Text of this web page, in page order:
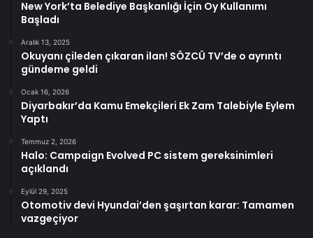
New York’ta Belediye Başkanlığı İçin Oy Kullanımı
Başladı
Aralık 13, 2025
Okuyanı çileden çıkaran ilan! SÖZCÜ TV’de o ayrıntı
gündeme geldi
Ocak 16, 2026
Diyarbakır’da Kamu Emekçileri Ek Zam Talebiyle Eylem
Yaptı
Temmuz 2, 2026
Halo: Campaign Evolved PC sistem gereksinimleri
açıklandı
Eylül 29, 2025
Otomotiv devi Hyundai’den şaşırtan karar: Tamamen
vazgeçiyor